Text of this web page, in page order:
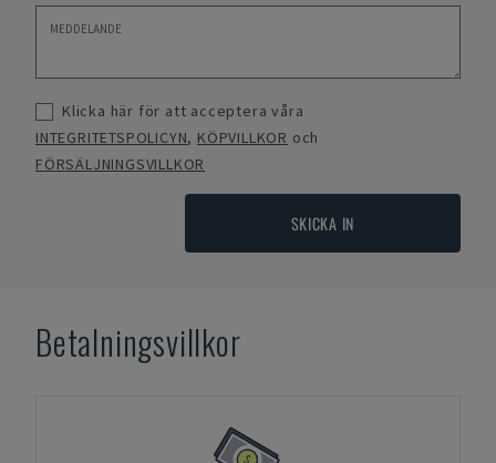
Klicka här för att acceptera våra
INTEGRITETSPOLICYN, KÖPVILLKOR och
FÖRSÄLJNINGSVILLKOR
SKICKA IN
Betalningsvillkor